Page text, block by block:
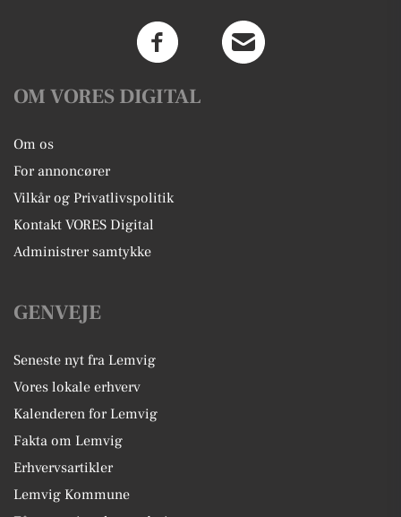
OM VORES DIGITAL
Om os
For annoncører
Vilkår og Privatlivspolitik
Kontakt VORES Digital
Administrer samtykke
GENVEJE
Seneste nyt fra Lemvig
Vores lokale erhverv
Kalenderen for Lemvig
Fakta om Lemvig
Erhvervsartikler
Lemvig Kommune